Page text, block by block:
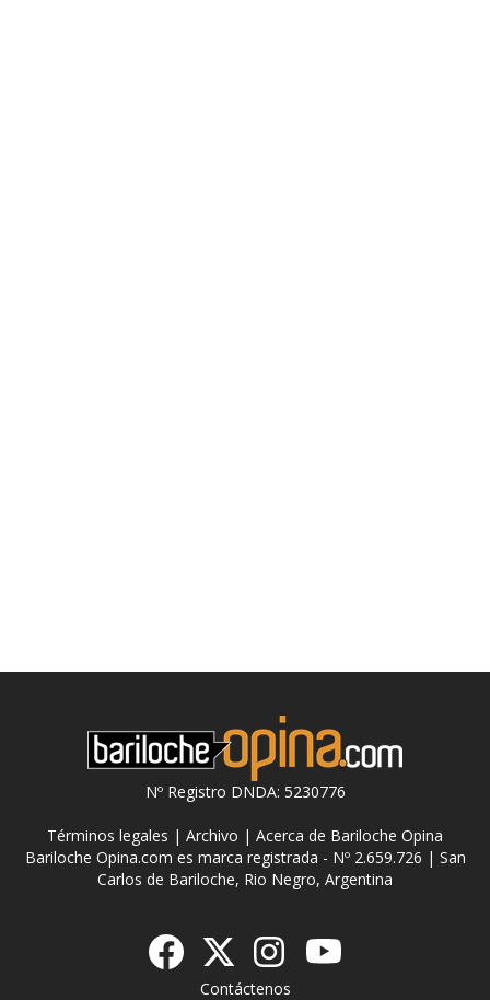
Nº Registro DNDA: 5230776
Términos legales | Archivo | Acerca de Bariloche Opina
Bariloche Opina.com es marca registrada - Nº 2.659.726 | San
Carlos de Bariloche, Rio Negro, Argentina
Contáctenos